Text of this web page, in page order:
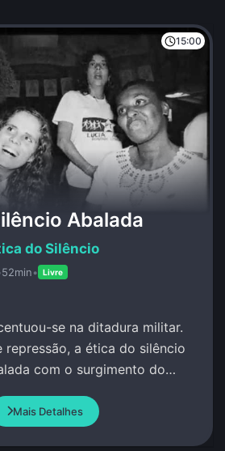
15:00
Abalada
do Silêncio
52min• Livre
se na ditadura militar.
a ética do silêncio
com o surgimento do
Mais Detalhes